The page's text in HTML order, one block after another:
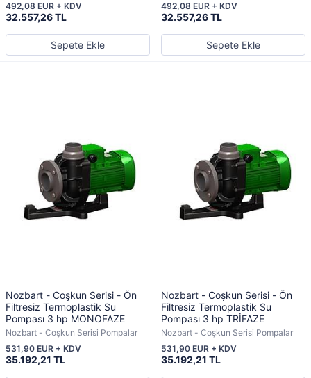
32.557,26 TL
492,08 EUR + KDV
Sepete Ekle
32.557,26 TL
492,08 EUR + KDV
Sepete Ekle
Nozbart - Coşkun Serisi - Ön
Filtresiz Termoplastik Su
Pompası 3 hp MONOFAZE
Nozbart - Coşkun Serisi Pompalar
35.192,21 TL
531,90 EUR + KDV
Nozbart - Coşkun Serisi - Ön
Filtresiz Termoplastik Su
Pompası 3 hp TRİFAZE
Nozbart - Coşkun Serisi Pompalar
35.192,21 TL
531,90 EUR + KDV